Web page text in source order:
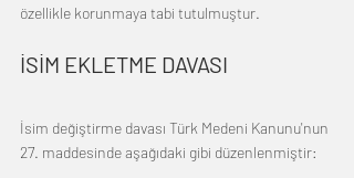
özellikle korunmaya tabi tutulmuştur.
İSİM EKLETME DAVASI
İsim değiştirme davası Türk Medeni Kanunu'nun
27. maddesinde aşağıdaki gibi düzenlenmiştir: